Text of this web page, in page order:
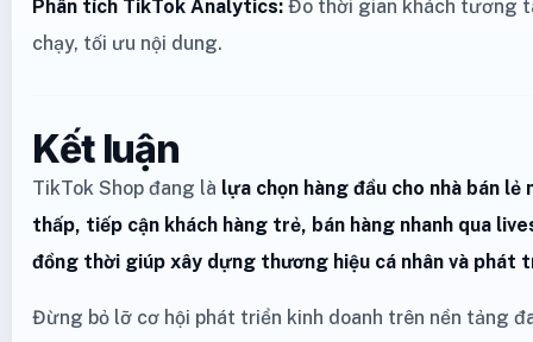
Phân tích TikTok Analytics: Đo thời gian khách tương
chạy, tối ưu nội dung.
Kết luận
TikTok Shop đang là lựa chọn hàng đầu cho nhà bán lẻ
thấp, tiếp cận khách hàng trẻ, bán hàng nhanh qua
đồng thời giúp xây dựng thương hiệu cá nhân và phát
Đừng bỏ lỡ cơ hội phát triển kinh doanh trên nền tảng